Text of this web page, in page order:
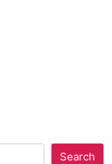
Search